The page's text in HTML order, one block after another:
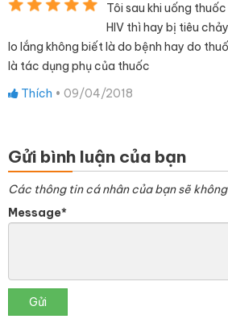
Tôi sau khi uống
HIV thì hay bị tiêu
lo lắng không biết là do bệnh hay do
là tác dụng phụ của thuốc
Thích • 09/04/2018
Gửi bình luận của bạn
Các thông tin cá nhân của bạn sẽ
Message*
Gửi